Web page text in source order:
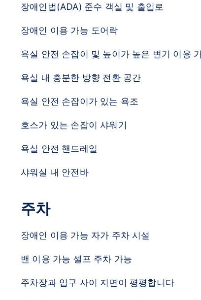
장애인법(ADA) 준수 객실 및 출입로
장애인 이용 가능 도어락
욕실 안전 손잡이 및 높이가 높은 변기 이용
욕실 내 충분한 방향 전환 공간
욕실 안전 손잡이가 있는 욕조
호스가 있는 손잡이 샤워기
욕실 안전 핸드레일
샤워실 내 안전바
주차
장애인 이용 가능 자가 주차 시설
밴 이용 가능 셀프 주차 가능
주차장과 입구 사이 지면이 평평합니다